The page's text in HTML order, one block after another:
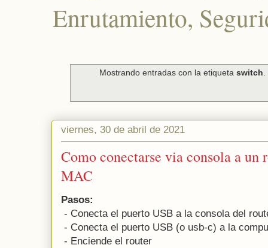
Enrutamiento,
Mostrando entradas con la etiquetaswitch.
viernes, 30 de abril de 2021
Como conectarse via consola a un
MAC
Pasos:
- Conecta el puerto USB a la consola del
- Conecta el puerto USB (o usb-c) a la
- Enciende el router